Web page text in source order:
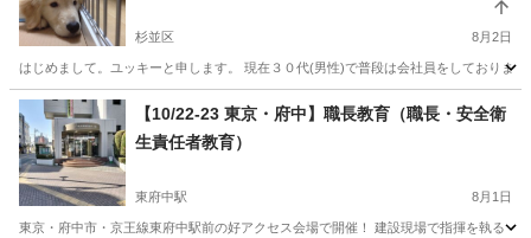
杉並区 8月2日
はじめまして。ユッキーと申します。 現在３０代(男性)で普段は会社員をしておりま
東京 杉並区 民法
【10/22-23 東京・府中】職長教育（職長・安全衛
生責任者教育）
東府中駅 8月1日
東京・府中市・京王線東府中駅前の好アクセス会場で開催！ 建設現場で指揮を執る